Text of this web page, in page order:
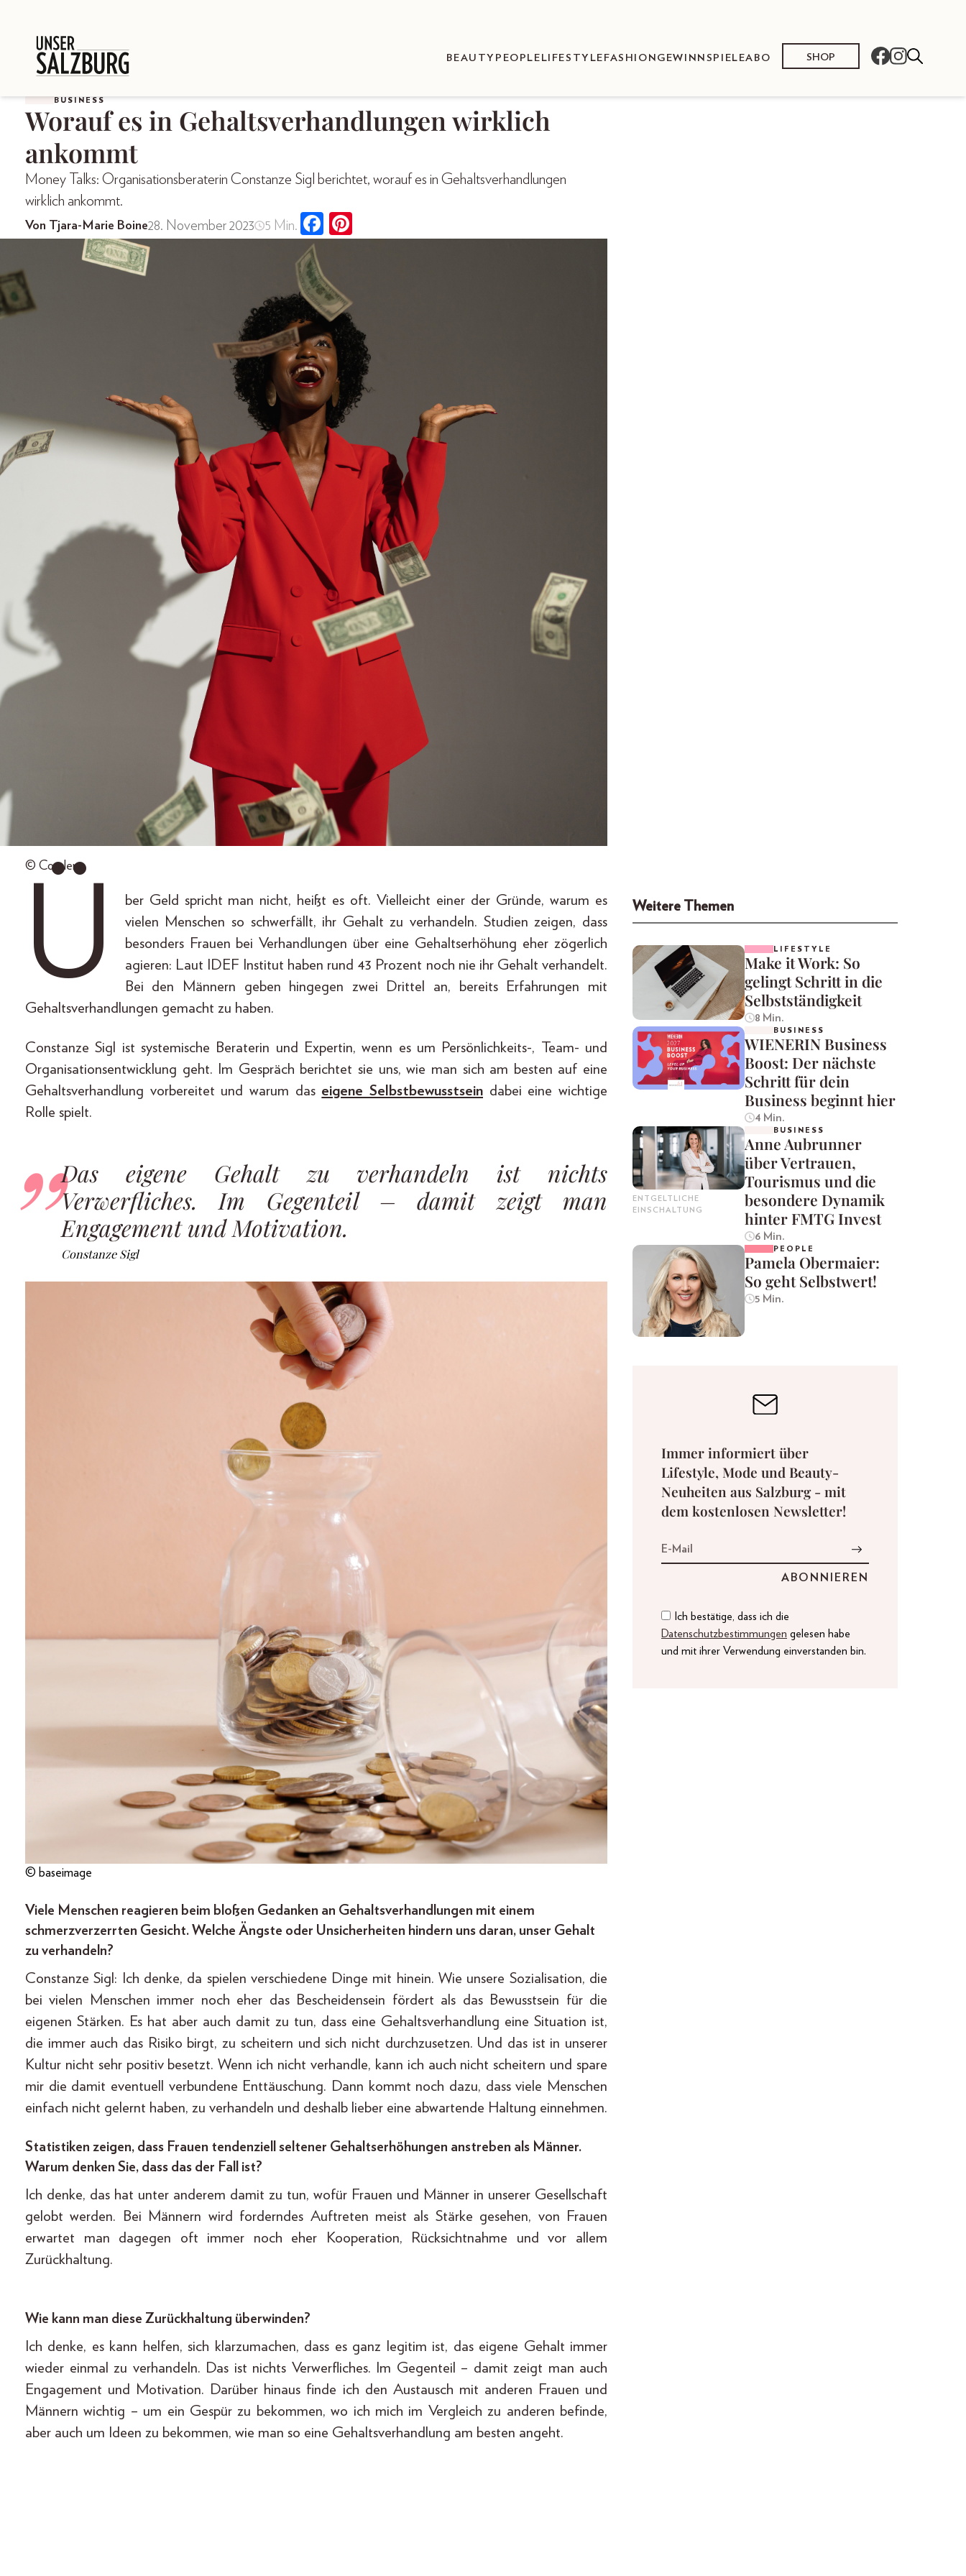
BEAUTY PEOPLE LIFESTYLE FASHION GEWINNSPIELEABO SHOP
BUSINESS
Worauf es in Gehaltsverhandlungen wirklich
ankommt
Money Talks: Organisationsberaterin Constanze Sigl berichtet, worauf es in Gehaltsverhandlungen
wirklich ankommt.
Von Tjara-Marie Boine28. November 2023 5 Min.
© Corelens
Ü
ber Geld spricht man nicht, heißt es oft. Vielleicht einer der Gründe, warum es
vielen Menschen so schwerfällt, ihr Gehalt zu verhandeln. Studien zeigen, dass
besonders Frauen bei Verhandlungen über eine Gehaltserhöhung eher zögerlich
agieren: Laut IDEF Institut haben rund 43 Prozent noch nie ihr Gehalt verhandelt.
Bei den Männern geben hingegen zwei Drittel an, bereits Erfahrungen mit
Gehaltsverhandlungen gemacht zu haben.
Constanze Sigl ist systemische Beraterin und Expertin, wenn es um Persönlichkeits-, Team- und
Organisationsentwicklung geht. Im Gespräch berichtet sie uns, wie man sich am besten auf eine
Gehaltsverhandlung vorbereitet und warum das eigene Selbstbewusstsein dabei eine wichtige
Rolle spielt.
Das eigene Gehalt zu verhandeln ist nichts
Verwerfliches. Im Gegenteil – damit zeigt man
Engagement und Motivation.
Constanze Sigl
© baseimage
Viele Menschen reagieren beim bloßen Gedanken an Gehaltsverhandlungen mit einem
schmerzverzerrten Gesicht. Welche Ängste oder Unsicherheiten hindern uns daran, unser Gehalt
zu verhandeln?
Constanze Sigl: Ich denke, da spielen verschiedene Dinge mit hinein. Wie unsere Sozialisation, die
bei vielen Menschen immer noch eher das Bescheidensein fördert als das Bewusstsein für die
eigenen Stärken. Es hat aber auch damit zu tun, dass eine Gehaltsverhandlung eine Situation ist,
die immer auch das Risiko birgt, zu scheitern und sich nicht durchzusetzen. Und das ist in unserer
Kultur nicht sehr positiv besetzt. Wenn ich nicht verhandle, kann ich auch nicht scheitern und spare
mir die damit eventuell verbundene Enttäuschung. Dann kommt noch dazu, dass viele Menschen
einfach nicht gelernt haben, zu verhandeln und deshalb lieber eine abwartende Haltung einnehmen.
Statistiken zeigen, dass Frauen tendenziell seltener Gehaltserhöhungen anstreben als Männer.
Warum denken Sie, dass das der Fall ist?
Ich denke, das hat unter anderem damit zu tun, wofür Frauen und Männer in unserer Gesellschaft
gelobt werden. Bei Männern wird forderndes Auftreten meist als Stärke gesehen, von Frauen
erwartet man dagegen oft immer noch eher Kooperation, Rücksichtnahme und vor allem
Zurückhaltung.
Wie kann man diese Zurückhaltung überwinden?
Ich denke, es kann helfen, sich klarzumachen, dass es ganz legitim ist, das eigene Gehalt immer
wieder einmal zu verhandeln. Das ist nichts Verwerfliches. Im Gegenteil – damit zeigt man auch
Engagement und Motivation. Darüber hinaus finde ich den Austausch mit anderen Frauen und
Männern wichtig – um ein Gespür zu bekommen, wo ich mich im Vergleich zu anderen befinde,
aber auch um Ideen zu bekommen, wie man so eine Gehaltsverhandlung am besten angeht.
Weitere Themen
LIFESTYLE
Make it Work: So
gelingt Schritt in die
Selbstständigkeit
8 Min.
BUSINESS
WIENERIN Business
Boost: Der nächste
Schritt für dein
Business beginnt hier
4 Min.
ENTGELTLICHE
EINSCHALTUNG
BUSINESS
Anne Aubrunner
über Vertrauen,
Tourismus und die
besondere Dynamik
hinter FMTG Invest
6 Min.
PEOPLE
Pamela Obermaier:
So geht Selbstwert!
5 Min.
Immer informiert über
Lifestyle, Mode und Beauty-
Neuheiten aus Salzburg - mit
dem kostenlosen Newsletter!
Ich bestätige, dass ich die
Datenschutzbestimmungen gelesen habe
und mit ihrer Verwendung einverstanden bin.